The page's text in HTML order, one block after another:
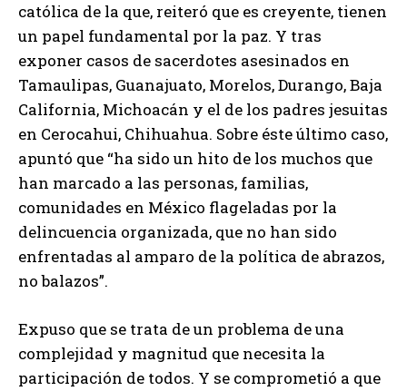
católica de la que, reiteró que es creyente, tienen
un papel fundamental por la paz. Y tras
exponer casos de sacerdotes asesinados en
Tamaulipas, Guanajuato, Morelos, Durango, Baja
California, Michoacán y el de los padres jesuitas
en Cerocahui, Chihuahua. Sobre éste último caso,
apuntó que “ha sido un hito de los muchos que
han marcado a las personas, familias,
comunidades en México flageladas por la
delincuencia organizada, que no han sido
enfrentadas al amparo de la política de abrazos,
no balazos”.
Expuso que se trata de un problema de una
complejidad y magnitud que necesita la
participación de todos. Y se comprometió a que